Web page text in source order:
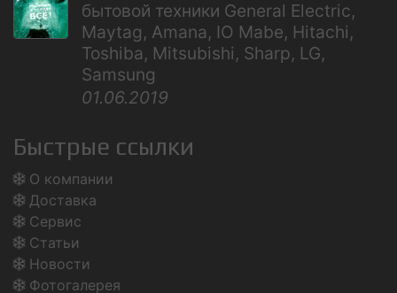
бытовой техники General Electric,
Maytag, Amana, IO Mabe, Hitachi,
Toshiba, Mitsubishi, Sharp, LG,
Samsung
01.06.2019
Быстрые ссылки
О компании
Доставка
Сервис
Статьи
Новости
Фотогалерея